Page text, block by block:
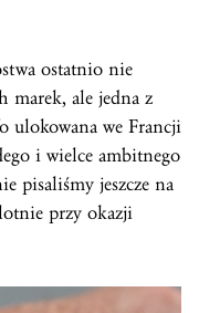
ostatnio nie
marek, ale jedna z
ulokowana we Francji
i wielce ambitnego
pisaliśmy jeszcze na
przy okazji